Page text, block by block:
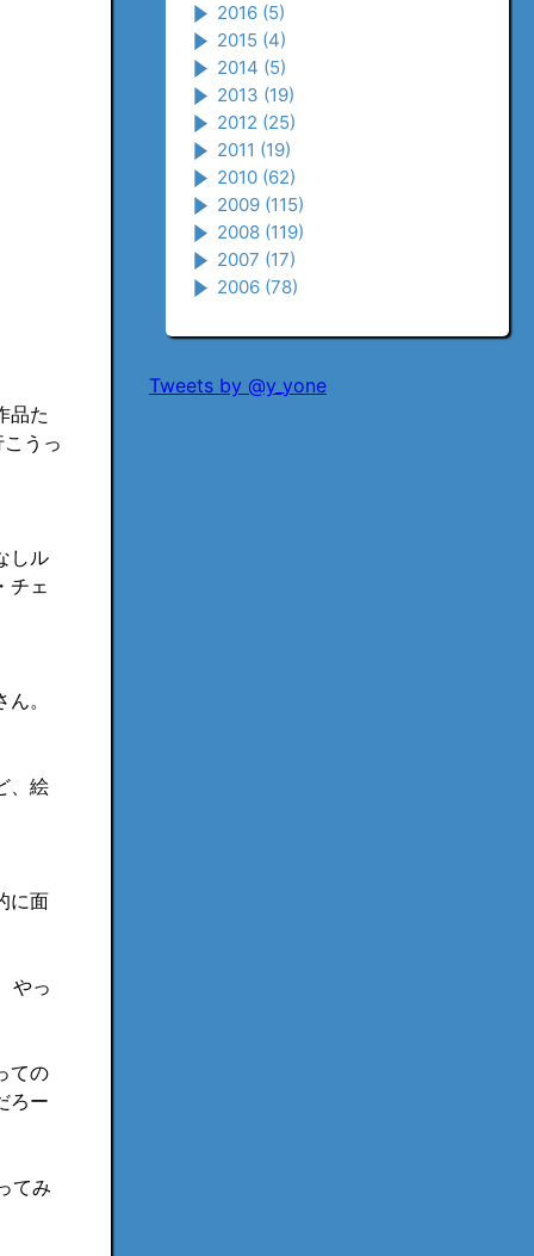
2016 (5)
2015 (4)
2014 (5)
2013 (19)
2012 (25)
2011 (19)
2010 (62)
2009 (115)
2008 (119)
2007 (17)
2006 (78)
Tweets by @y_yone
品た
うっ
しル
チェ
。
、絵
に面
やっ
ての
ろー
てみ